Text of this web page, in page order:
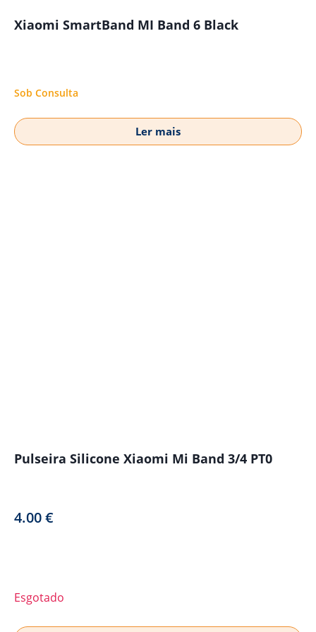
Xiaomi SmartBand MI Band 6 Black
Sob Consulta
Ler mais
Pulseira Silicone Xiaomi Mi Band 3/4 PT0
4.00€
Esgotado